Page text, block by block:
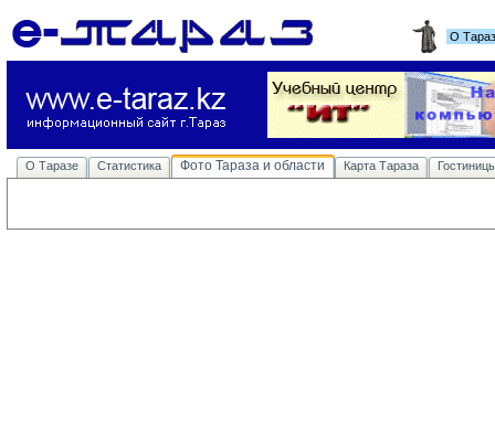
О
О Таразе Статистика Фото Тараза и области Карта Тараза